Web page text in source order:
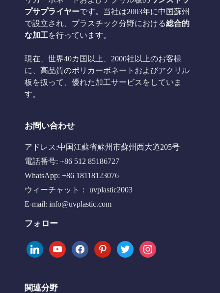
プサプライヤーです。当社は2003年に中国蘇州
で設立され、プラスチック分野における総合的
な加工を行っています。
現在、世界40カ国以上、2000社以上のお客様
に、高品質のポリカーボネートおよびアクリル
板を扱って、優れた加工サービスをしていま
す。
お問い合わせ
アドレス:中国江蘇省蘇州市蘇州西大道205号
電話番号: +86 512 85186727
WhatsApp: +86 18118123076
ウィーチャット： uvplastic2003
E-mail: info@uvplastic.com
フォロー
linkedinyoutubefacebookpinteresttwitter instagram
関連分野